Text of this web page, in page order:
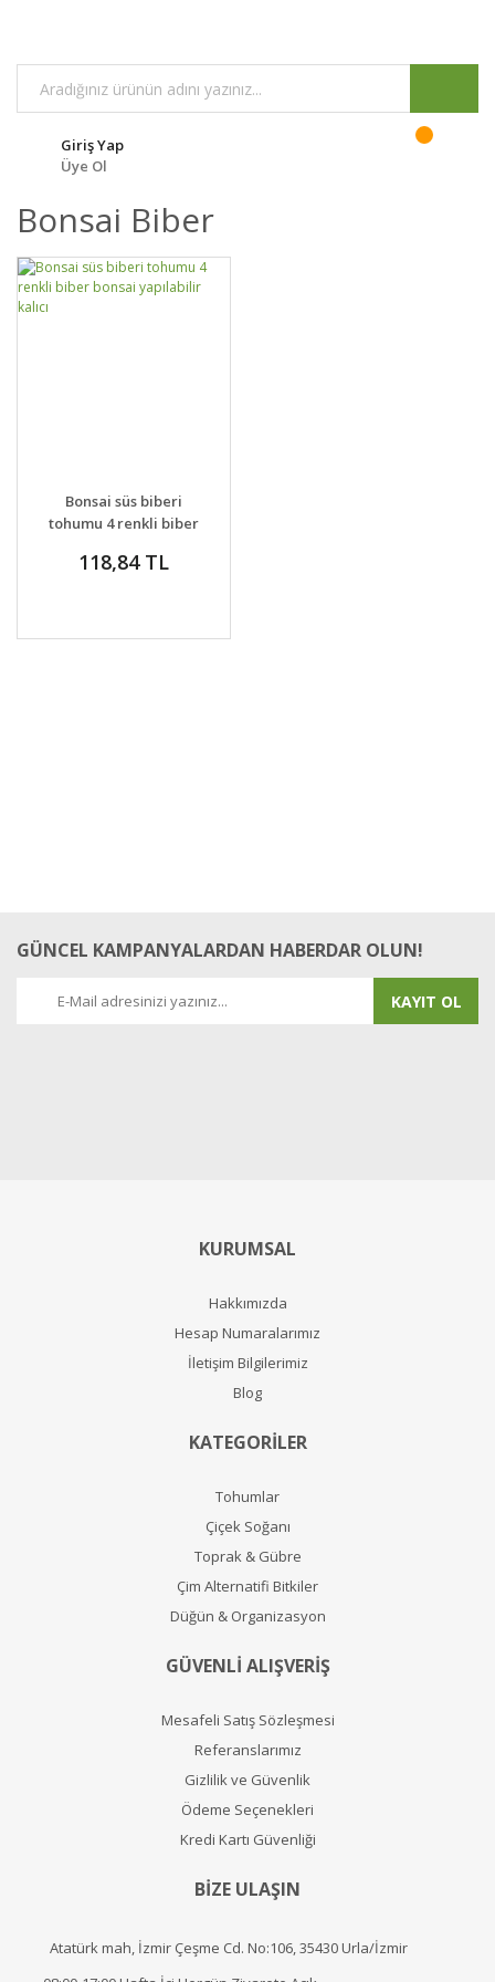
Giriş Yap
Üye Ol
Bonsai Biber
DETAYLAR
VER
Bonsai süs biberi
tohumu 4 renkli biber
kalıcı
118,84 TL
GÜNCEL KAMPANYALARDAN HABERDAR OLUN!
KAYIT OL
KURUMSAL
Hakkımızda
Hesap Numaralarımız
İletişim Bilgilerimiz
Blog
KATEGORİLER
Tohumlar
Çiçek Soğanı
Toprak & Gübre
Çim Alternatifi Bitkiler
Düğün & Organizasyon
GÜVENLİ ALIŞVERİŞ
Mesafeli Satış Sözleşmesi
Referanslarımız
Gizlilik ve Güvenlik
Ödeme Seçenekleri
Kredi Kartı Güvenliği
BİZE ULAŞIN
Atatürk mah, İzmir Çeşme Cd. No:106, 35430 Urla/İzmir